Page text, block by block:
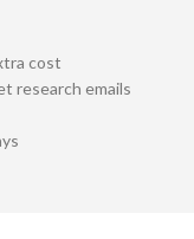
cost
research emails